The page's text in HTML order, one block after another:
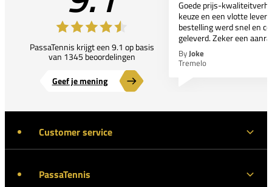
PassaTennis krijgt een 9.1 op basis
van 1345 beoordelingen
Geef je mening
Goede prijs-
keuze en een vlotte
bestelling werd snel en
geleverd. Zeker een
ByJoke
Tremelo
Customer service
PassaTennis